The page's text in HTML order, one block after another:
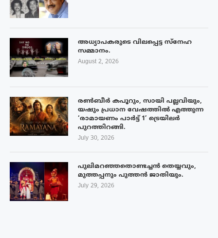
അധ്യാപകരുടെ വിലപ്പെട്ട സ്നേഹ
സമ്മാനം.
August 2, 2026
രൺബീർ കപൂറും, സായി പല്ലവിയും,
യഷും പ്രധാന വേഷത്തിൽ എത്തുന്ന
‘രാമായണം പാർട്ട് 1’ ട്രെയിലർ
പുറത്തിറങ്ങി.
July 30, 2026
പുലിമറഞ്ഞതൊണ്ടച്ചൻ തെയ്യവും,
മുത്തപ്പനും പുത്തൻ ജാതിയും.
July 29, 2026